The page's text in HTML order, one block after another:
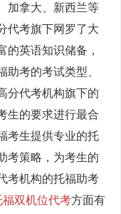
加拿大、新西兰等
代考旗下网罗了大
的英语知识储备，
考的考试类型、
分代考机构旗下的
生的要求进行最合
考生提供专业的托
考策略，为考生的
考机构的托福助考
福双机位代考方面有